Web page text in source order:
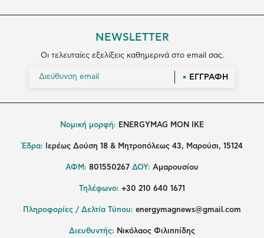
NEWSLETTER
Οι τελευταίες εξελίξεις καθημερινά στο email σας.
ΕΓΓΡΑΦΗ
Νομική μορφή: ENERGYMAG MON IKE
Έδρα: Ιερέως Δούση 18 & Μητροπόλεως 43, Μαρούσι, 15124
ΑΦΜ: 801550267 ΔΟΥ: Αμαρουσίου
Τηλέφωνο: +30 210 640 1671
Πληροφορίες / Δελτία Τύπου: energymagnews@gmail.com
Διευθυντής: Νικόλαος Φιλιππίδης